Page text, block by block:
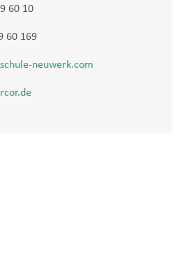
60 10
60 169
neuwerk.com